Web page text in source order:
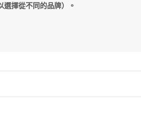
擇從不同的品牌）。